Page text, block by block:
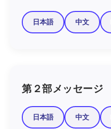
日本語 中文
第２部メッセージ
日本語 中文